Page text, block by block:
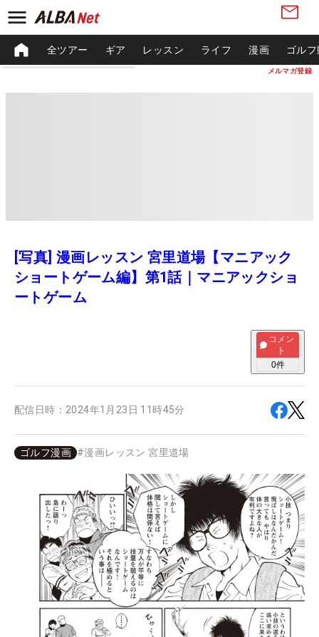
メルマガ登録
全ツアー ギア レッスン ライフ 漫画 ゴル
[写真] 漫画レッスン 宮里道場【マニアック
ショートゲーム編】第1話｜マニアックショ
ートゲーム
コメン
ト
0件
配信日時： 2024年1月23日 11時45分
ゴルフ漫画 #漫画レッスン 宮里道場